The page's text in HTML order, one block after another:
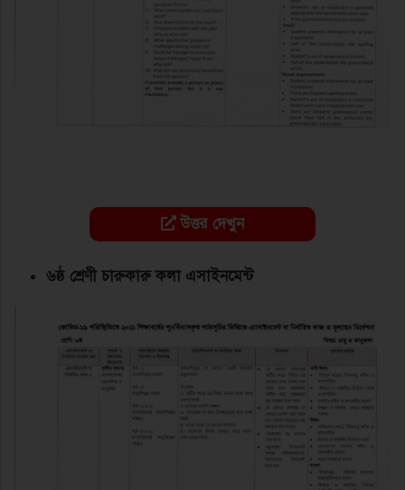
উত্তর দেখুন
৬ষ্ঠ শ্রেণী চারুকারু কলা এসাইনমেন্ট